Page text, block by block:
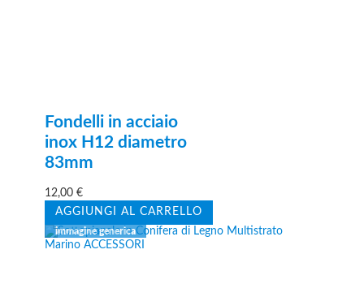
Fondelli in acciaio
inox H12 diametro
83mm
12,00€
AGGIUNGI AL CARRELLO